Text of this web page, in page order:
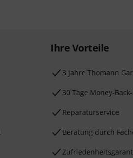
Ihre Vorteile
3 Jahre Thomann
30 Tage Money-
Reparaturservice
Beratung durch